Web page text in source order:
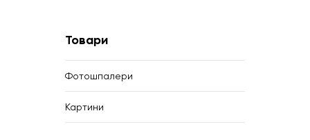
Товари
Фотошпалери
Картини